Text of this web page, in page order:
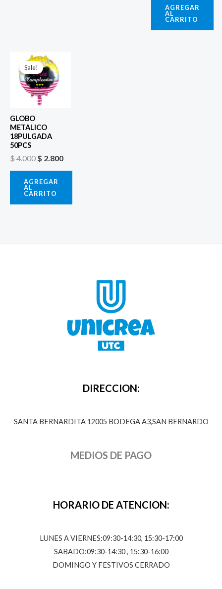
AGREGAR
AL
CARRITO
Sale!
Sale!
GLOBO
METALICO
18PULGADA
50PCS
$4.000
El
precio
original
era:
$ 4.000.
$ 2.800
AGREGAR
AL
CARRITO
DIRECCION:
SANTA BERNARDITA 12005 BODEGA A3,SAN BERNARDO
MEDIOS DE PAGO
HORARIO DE ATENCION:
LUNES A VIERNES:09:30-14:30, 15:30-17:00
SABADO:09:30-14:30 , 15:30-16:00
DOMINGO Y FESTIVOS CERRADO